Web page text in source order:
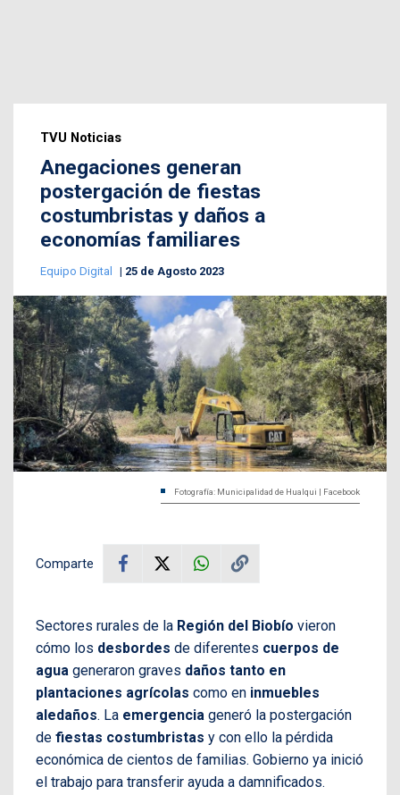
TVU Noticias
Anegaciones generan
postergación de fiestas
costumbristas y daños a
economías familiares
Equipo Digital 25 de Agosto 2023
Fotografía: Municipalidad de Hualqui | Facebook
Comparte
Sectores rurales de la Región del Biobío vieron
cómo los desbordes de diferentes cuerpos de
agua generaron graves daños tanto en
plantaciones agrícolas como en inmuebles
aledaños. La emergencia generó la postergación
de fiestas costumbristas y con ello la pérdida
económica de cientos de familias. Gobierno ya inició
el trabajo para transferir ayuda a damnificados.